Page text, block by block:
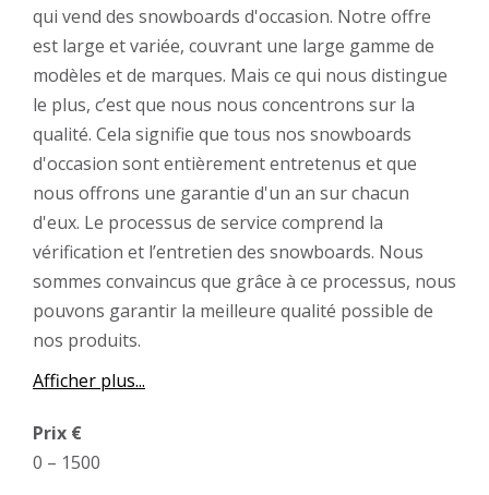
qui vend des snowboards d'occasion. Notre offre
est large et variée, couvrant une large gamme de
modèles et de marques. Mais ce qui nous distingue
le plus, c’est que nous nous concentrons sur la
qualité. Cela signifie que tous nos snowboards
d'occasion sont entièrement entretenus et que
nous offrons une garantie d'un an sur chacun
d'eux. Le processus de service comprend la
vérification et l’entretien des snowboards. Nous
sommes convaincus que grâce à ce processus, nous
pouvons garantir la meilleure qualité possible de
nos produits.
Afficher plus...
Prix €
0 – 1500